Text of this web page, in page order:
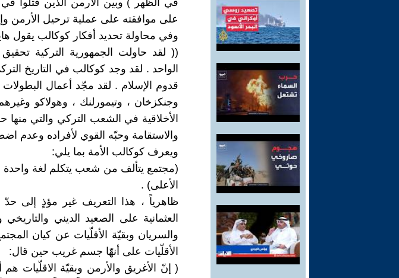
في الظهر ) وبين الأرمن الذين قُتلوا
على موافقته على عملية ترحيل الأرمن
وفي محاولة تحديد أفكار كوكالب يقول
(( لقد حاولت الجمهورية التركية
الواحد . لقد وجد كوكالب في التاريخ
قدوم الإسلام . لقد مجّد أعمال البطولات
وجنكزخان ، وتيمورلنك ، وهولاكو
الأخلاقية في الشعب التركي والتي منها
والاستقامة وحبّه القوي لأفراده وعدم
ويعرف كوكالب الأمة بما يلي:
(مجتمع يتألف من شعب يتكلم لغة واحدة
الأعلى) .
ظاهرياً ، هذا التعريف غير مؤذٍ إلى
العثمانية على الصعيد الديني
والسريان وبقيّة الأقلّيات عن كيان
الأقلّيات على أنهّا جسم غريب حين قال:
( إنّ الأغريق والأرمن وبقيّة الاقلّيات